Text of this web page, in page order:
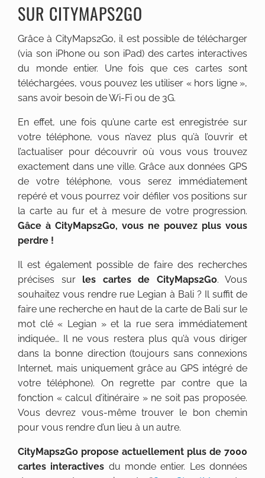
SUR CITYMAPS2GO
Grâce à CityMaps2Go, il est possible de télécharger
(via son iPhone ou son iPad) des cartes interactives
du monde entier. Une fois que ces cartes sont
téléchargées, vous pouvez les utiliser « hors ligne »,
sans avoir besoin de Wi-Fi ou de 3G.
En effet, une fois qu’une carte est enregistrée sur
votre téléphone, vous n’avez plus qu’à l’ouvrir et
l’actualiser pour découvrir où vous vous trouvez
exactement dans une ville. Grâce aux données GPS
de votre téléphone, vous serez immédiatement
repéré et vous pourrez voir défiler vos positions sur
la carte au fur et à mesure de votre progression.
Gâce à CityMaps2Go, vous ne pouvez plus vous
perdre !
Il est également possible de faire des recherches
précises sur les cartes de CityMaps2Go. Vous
souhaitez vous rendre rue Legian à Bali ? Il suffit de
faire une recherche en haut de la carte de Bali sur le
mot clé « Legian » et la rue sera immédiatement
indiquée… Il ne vous restera plus qu’à vous diriger
dans la bonne direction (toujours sans connexions
Internet, mais uniquement grâce au GPS intégré de
votre téléphone). On regrette par contre que la
fonction « calcul d’itinéraire » ne soit pas proposée.
Vous devrez vous-même trouver le bon chemin
pour vous rendre d’un lieu à un autre.
CityMaps2Go propose actuellement plus de 7000
cartes interactives du monde entier. Les données